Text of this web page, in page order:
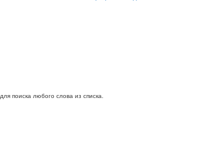
для поиска любого слова из списка.